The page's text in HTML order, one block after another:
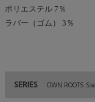
ポリエステル 7％
ラバー（ゴム） 3％
SERIES OWN ROOTS